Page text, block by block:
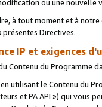
ou une nouvelle
à tout moment et à
Directives.
IP et exigences
Contenu du Programme
utilisant le Contenu du
et PA API ») qui vous